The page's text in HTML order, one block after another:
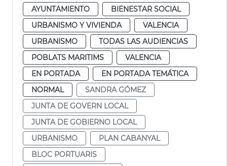
AYUNTAMIENTO
BIENESTAR SOCIAL
URBANISMO Y VIVIENDA
VALENCIA
URBANISMO
TODAS LAS AUDIENCIAS
POBLATS MARITIMS
VALENCIA
EN PORTADA
EN PORTADA TEMÁTICA
NORMAL
SANDRA GÓMEZ
JUNTA DE GOVERN LOCAL
JUNTA DE GOBIERNO LOCAL
URBANISMO
PLAN CABANYAL
BLOC PORTUARIS